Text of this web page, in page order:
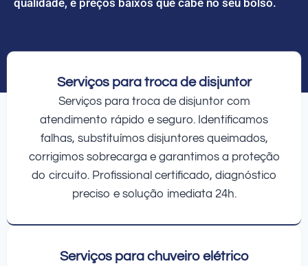
Serviços para troca de disjuntor
Serviços para troca de disjuntor com
atendimento rápido e seguro. Identificamos
falhas, substituímos disjuntores queimados,
corrigimos sobrecarga e garantimos a proteção
do circuito. Profissional certificado, diagnóstico
preciso e solução imediata 24h.
Serviços para chuveiro elétrico